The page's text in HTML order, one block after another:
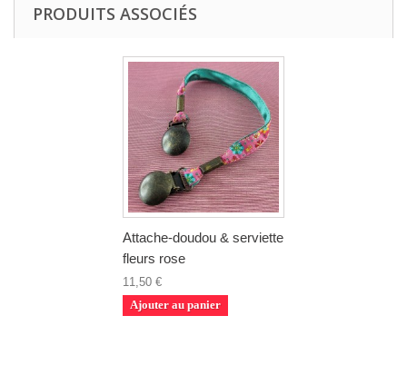
PRODUITS ASSOCIÉS
Attache-doudou & serviette
fleurs rose
11,50 €
Ajouter au panier